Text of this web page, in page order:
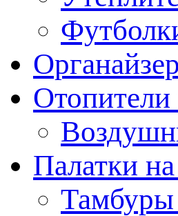
Отопители
Палатки
Тамбуры